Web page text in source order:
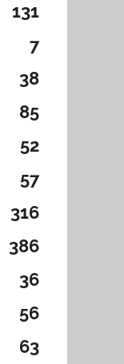
131
7
38
85
52
57
316
386
36
56
63